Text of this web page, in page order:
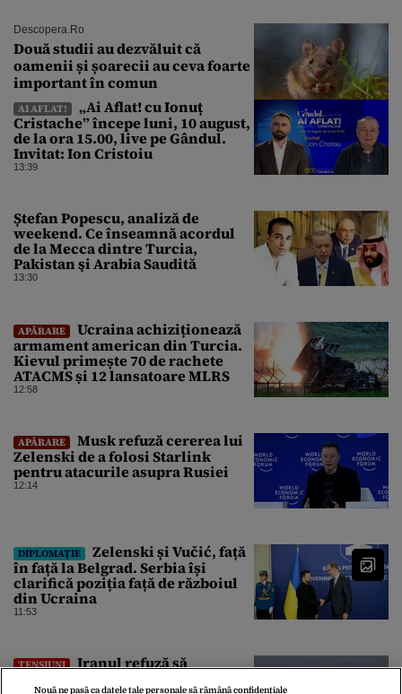
Descopera.ro
Două studii au dezvăluit că
oamenii și șoarecii au ceva foarte
important în comun
AI AFLAT!
„Ai Aflat! cu Ionuț
Cristache” începe luni, 10 august,
de la ora 15.00, live pe Gândul.
Invitat: Ion Cristoiu
13:39
Ștefan Popescu, analiză de
weekend. Ce înseamnă acordul
de la Mecca dintre Turcia,
Pakistan şi Arabia Saudită
13:30
APĂRARE
Ucraina achiziționează
armament american din Turcia.
Kievul primește 70 de rachete
ATACMS și 12 lansatoare MLRS
12:58
APĂRARE
Musk refuză cererea lui
Zelenski de a folosi Starlink
pentru atacurile asupra Rusiei
12:14
DIPLOMAȚIE
Zelenski și Vučić, față
în față la Belgrad. Serbia își
clarifică poziția față de războiul
din Ucraina
11:53
TENSIUNI
Iranul refuză să
Nouă ne pasă ca datele tale personale să rămână confidențiale